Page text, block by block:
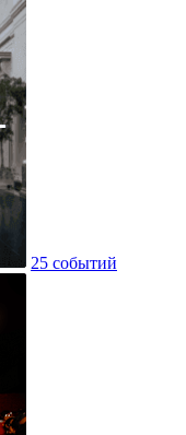
25 событий